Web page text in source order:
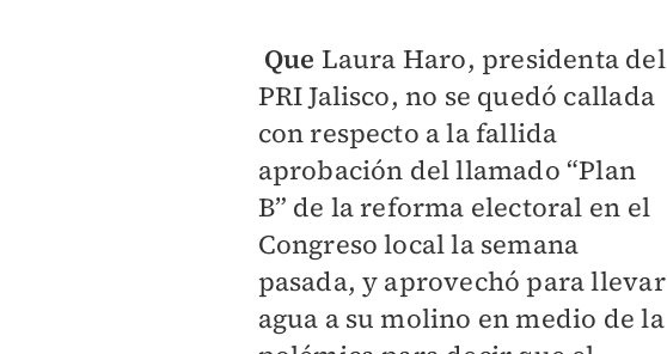
Que Laura Haro, presidenta del
PRI Jalisco, no se quedó callada
con respecto a la fallida
aprobación del llamado “Plan
B” de la reforma electoral en el
Congreso local la semana
pasada, y aprovechó para llevar
agua a su molino en medio de la